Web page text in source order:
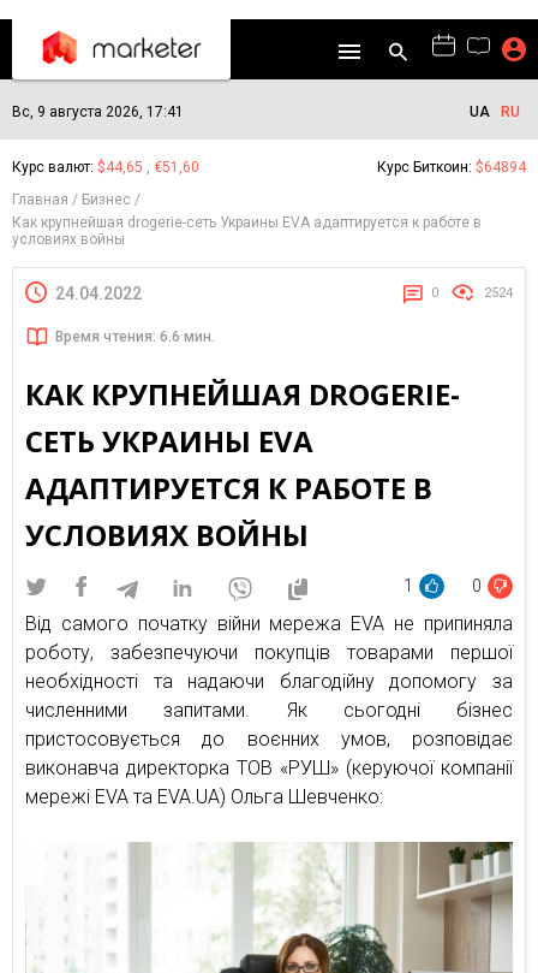
Вс, 9 августа 2026, 17:41 UA RU
Курс валют: $44,65 , €51,60 Курс Биткоин: $64894
Главная
Бизнес
Как крупнейшая drogerie-сеть Украины EVA адаптируется к работе в
условиях войны
24.04.2022 0 2524
Время чтения: 6.6 мин.
КАК КРУПНЕЙШАЯ DROGERIE-
СЕТЬ УКРАИНЫ EVA
АДАПТИРУЕТСЯ К РАБОТЕ В
УСЛОВИЯХ ВОЙНЫ
1 0
Від самого початку війни мережа EVA не припиняла
роботу, забезпечуючи покупців товарами першої
необхідності та надаючи благодійну допомогу за
численними запитами. Як сьогодні бізнес
пристосовується до воєнних умов, розповідає
виконавча директорка ТОВ «РУШ» (керуючої компанії
мережі EVA та EVA.UA) Ольга Шевченко: